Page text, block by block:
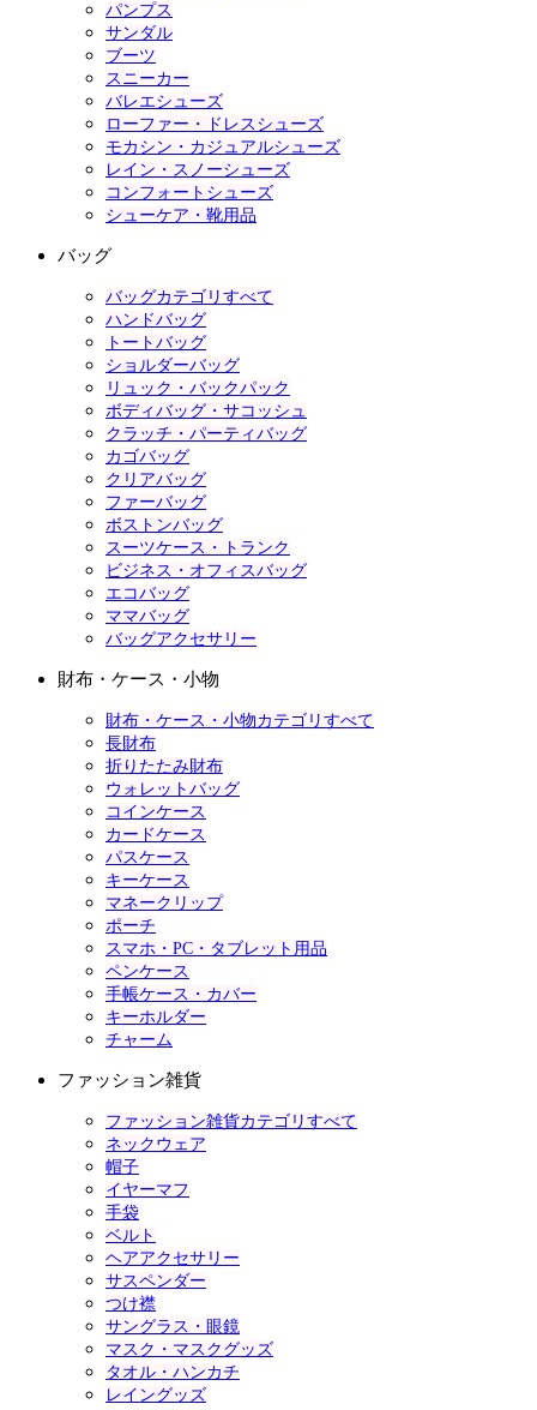
パンプス
サンダル
ブーツ
スニーカー
バレエシューズ
ローファー・ドレスシューズ
モカシン・カジュアルシューズ
レイン・スノーシューズ
コンフォートシューズ
シューケア・靴用品
バッグ
バッグカテゴリすべて
ハンドバッグ
トートバッグ
ショルダーバッグ
リュック・バックパック
ボディバッグ・サコッシュ
クラッチ・パーティバッグ
カゴバッグ
クリアバッグ
ファーバッグ
ボストンバッグ
スーツケース・トランク
ビジネス・オフィスバッグ
エコバッグ
ママバッグ
バッグアクセサリー
財布・ケース・小物
財布・ケース・小物カテゴリすべて
長財布
折りたたみ財布
ウォレットバッグ
コインケース
カードケース
パスケース
キーケース
マネークリップ
ポーチ
スマホ・PC・タブレット用品
ペンケース
手帳ケース・カバー
キーホルダー
チャーム
ファッション雑貨
ファッション雑貨カテゴリすべて
ネックウェア
帽子
イヤーマフ
手袋
ベルト
ヘアアクセサリー
サスペンダー
つけ襟
サングラス・眼鏡
マスク・マスクグッズ
タオル・ハンカチ
レイングッズ